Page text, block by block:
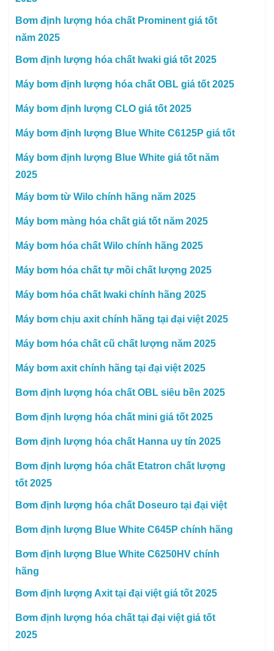
Bơm định lượng hóa chất Prominent giá tốt
năm 2025
Bơm định lượng hóa chất Iwaki giá tốt 2025
Máy bơm định lượng hóa chất OBL giá tốt 2025
Máy bơm định lượng CLO giá tốt 2025
Máy bơm định lượng Blue White C6125P giá tốt
Máy bơm định lượng Blue White giá tốt năm
2025
Máy bơm từ Wilo chính hãng năm 2025
Máy bơm màng hóa chất giá tốt năm 2025
Máy bơm hóa chất Wilo chính hãng 2025
Máy bơm hóa chất tự mồi chất lượng 2025
Máy bơm hóa chất Iwaki chính hãng 2025
Máy bơm chịu axit chính hãng tại đại việt 2025
Máy bơm hóa chất cũ chất lượng năm 2025
Máy bơm axit chính hãng tại đại việt 2025
Bơm định lượng hóa chất OBL siêu bền 2025
Bơm định lượng hóa chất mini giá tốt 2025
Bơm định lượng hóa chất Hanna uy tín 2025
Bơm định lượng hóa chất Etatron chất lượng
tốt 2025
Bơm định lượng hóa chất Doseuro tại đại việt
Bơm định lượng Blue White C645P chính hãng
Bơm định lượng Blue White C6250HV chính
hãng
Bơm định lượng Axit tại đại việt giá tốt 2025
Bơm định lượng hóa chất tại đại việt giá tốt
2025